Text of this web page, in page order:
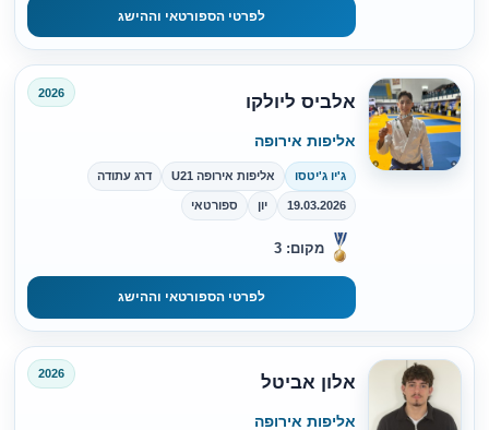
לפרטי הספורטאי וההישג
אלביס ליולקו 2026
אליפות אירופה
ג'יו ג'יטסו אליפות אירופה U21 דרג עתודה
19.03.2026 יון ספורטאי
מקום: 3
לפרטי הספורטאי וההישג
אלון אביטל 2026
אליפות אירופה